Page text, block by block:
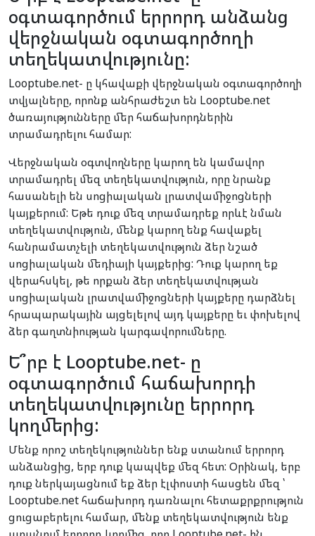
օգտագործում երրորդ անձանց
վերջնական օգտագործողի
տեղեկատվությունը:
Looptube.net- ը կհավաքի վերջնական օգտագործողի
տվյալները, որոնք անհրաժեշտ են Looptube.net
ծառայությունները մեր հաճախորդներին
տրամադրելու համար:
Վերջնական օգտվողները կարող են կամավոր
տրամադրել մեզ տեղեկատվություն, որը նրանք
հասանելի են սոցիալական լրատվամիջոցների
կայքերում: Եթե դուք մեզ տրամադրեք որևէ նման
տեղեկատվություն, մենք կարող ենք հավաքել
հանրամատչելի տեղեկատվություն ձեր նշած
սոցիալական մեդիայի կայքերից: Դուք կարող եք
վերահսկել, թե որքան ձեր տեղեկատվության
սոցիալական լրատվամիջոցների կայքերը դարձնել
հրապարակային այցելելով այդ կայքերը եւ փոխելով
ձեր գաղտնիության կարգավորումները.
Ե՞րբ է Looptube.net- ը
օգտագործում հաճախորդի
տեղեկատվությունը երրորդ
կողմերից:
Մենք որոշ տեղեկություններ ենք ստանում երրորդ
անձանցից, երբ դուք կապվեք մեզ հետ: Օրինակ, երբ
դուք ներկայացնում եք ձեր էլփոստի հասցեն մեզ ՝
Looptube.net հաճախորդ դառնալու հետաքրքրություն
ցուցաբերելու համար, մենք տեղեկատվություն ենք